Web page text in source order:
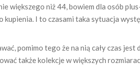
większego niż 44, bowiem dla osób
I to czasami taka sytuacja
pomimo tego że na nią cały czas
także kolekcje w większych